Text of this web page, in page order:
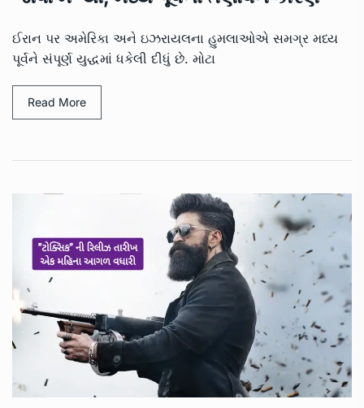
ઈરાન પર અમેરિકા અને ઇઝરાયલના હુમલાઓએ સમગ્ર મધ્ય
પૂર્વને સંપૂર્ણ યુદ્ધમાં ધકેલી દીધું છે. મોટા
Read More